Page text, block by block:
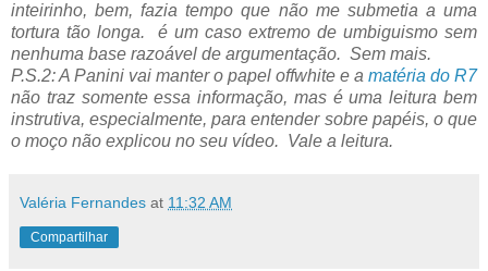
inteirinho, bem, fazia tempo que não me submetia a uma
tortura tão longa. é um caso extremo de umbiguismo sem
nenhuma base razoável de argumentação. Sem mais.
P.S.2: A Panini vai manter o papel offwhite e a matéria do R7
não traz somente essa informação, mas é uma leitura bem
instrutiva, especialmente, para entender sobre papéis, o que
o moço não explicou no seu vídeo. Vale a leitura.
Valéria Fernandes at 11:32 AM
Compartilhar